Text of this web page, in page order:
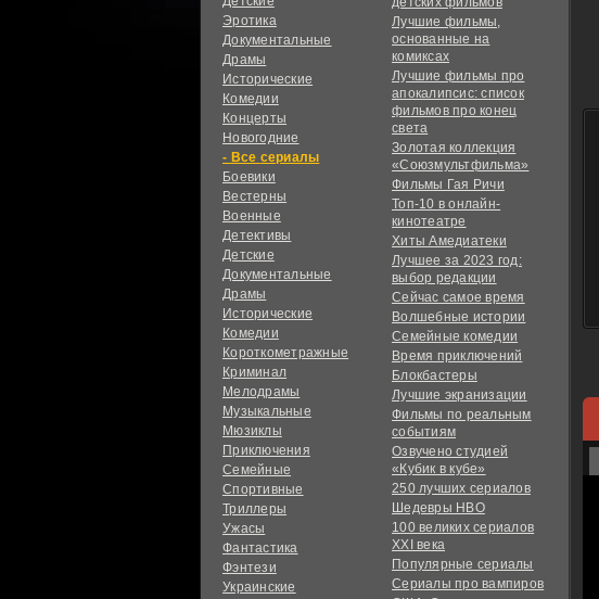
Эротика
Документальные
Драмы
Исторические
Комедии
Концерты
Новогодние
сериалы
Боевики
Вестерны
Военные
Детективы
Детские
Документальные
Драмы
Исторические
Комедии
Короткометражные
Криминал
Мелодрамы
Музыкальные
Мюзиклы
Приключения
Семейные
Спортивные
Триллеры
Ужасы
Фантастика
Фэнтези
Украинcкие
Лучшие фильмы,
основанные на
комиксах
Лучшие фильмы про
апокалипсис: список
фильмов про конец
света
Золотая коллекция
«Союзмультфильма»
Фильмы Гая Ричи
Топ-10 в онлайн-
кинотеатре
Хиты Амедиатеки
Лучшее за 2023 год:
выбор редакции
Сейчас самое время
Волшебные истории
Семейные комедии
Время приключений
Блокбастеры
Лучшие экранизации
Фильмы по реальным
событиям
Озвучено студией
«Кубик в кубе»
250 лучших сериалов
Шедевры HBO
100 великих сериалов
XXI века
Популярные сериалы
Сериалы про вампиров